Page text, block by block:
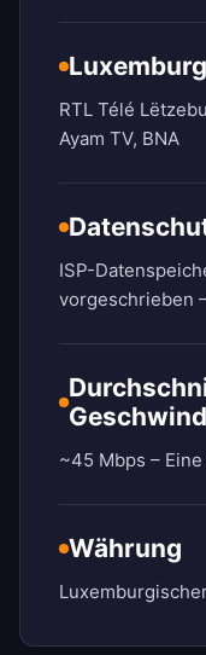
RTL Télé
Ayam TV, BNA
ISP-
vorgeschrieben
~45 Mbps –
Währung